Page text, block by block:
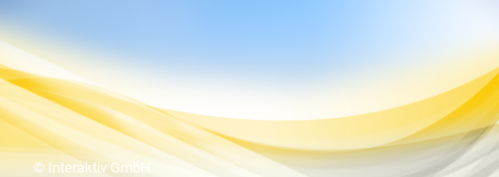
© Interaktiv GmbH